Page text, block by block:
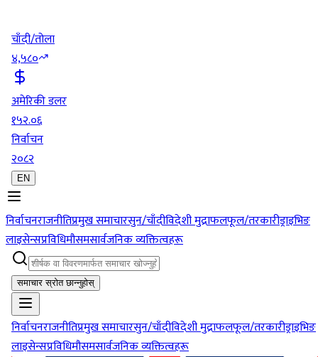
चाँदी/तोला
४,५८०
अमेरिकी डलर
१५२.०६
निर्वाचन
२०८२
EN
निर्वाचनराजनीतिप्रमुख समाचारसुन/चाँदीविदेशी मुद्राफलफूल/तरकारीड्राइभिङ
लाइसेन्सप्रविधिमौसमसार्वजनिक व्यक्तित्वहरू
समाचार स्रोत छान्नुहोस्
निर्वाचनराजनीतिप्रमुख समाचारसुन/चाँदीविदेशी मुद्राफलफूल/तरकारीड्राइभिङ
लाइसेन्सप्रविधिमौसमसार्वजनिक व्यक्तित्वहरू